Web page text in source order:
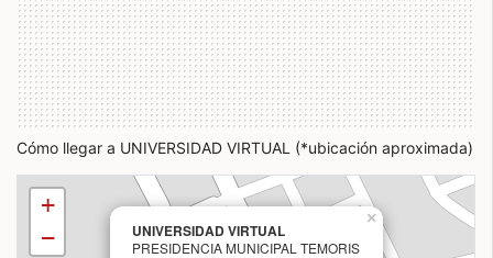
Cómo llegar a UNIVERSIDAD VIRTUAL (*ubicación aproximada)
UNIVERSIDAD VIRTUAL
PRESIDENCIA MUNICIPAL TEMORIS
×
+
−